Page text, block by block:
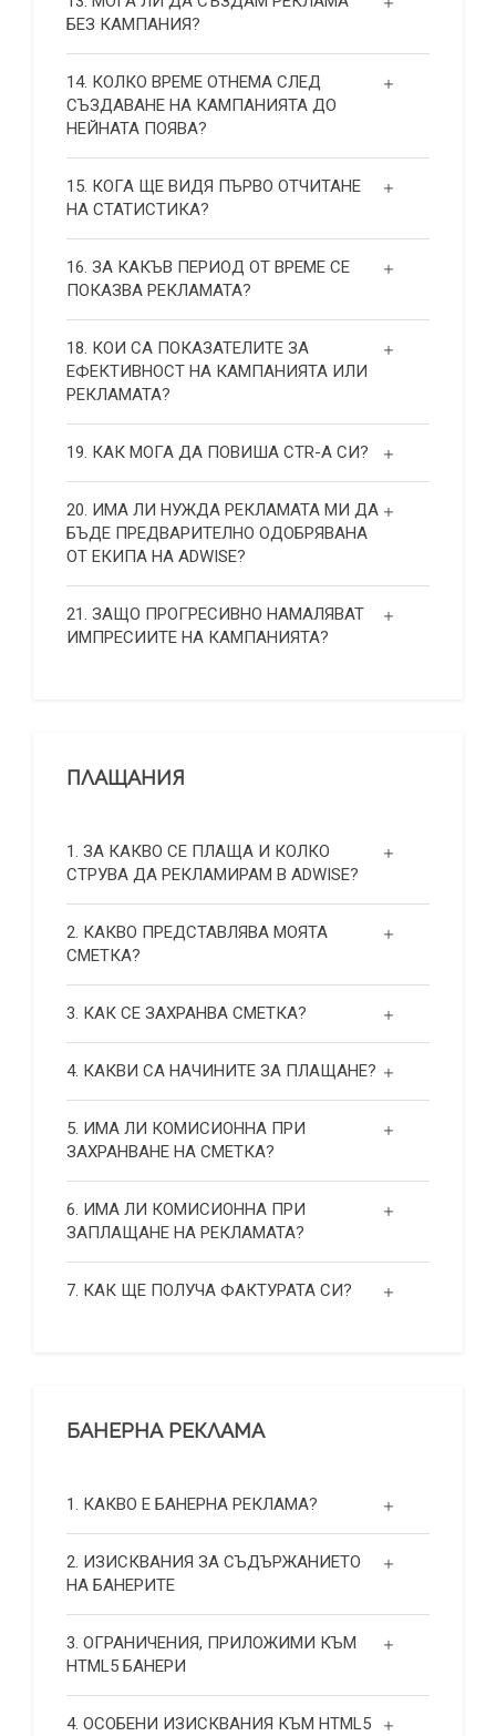
БЕЗ КАМПАНИЯ?
14. КОЛКО ВРЕМЕ ОТНЕМА СЛЕД
СЪЗДАВАНЕ НА КАМПАНИЯТА ДО
НЕЙНАТА ПОЯВА?
15. КОГА ЩЕ ВИДЯ ПЪРВО ОТЧИТАНЕ
НА СТАТИСТИКА?
16. ЗА КАКЪВ ПЕРИОД ОТ ВРЕМЕ СЕ
ПОКАЗВА РЕКЛАМАТА?
18. КОИ СА ПОКАЗАТЕЛИТЕ ЗА
ЕФЕКТИВНОСТ НА КАМПАНИЯТА ИЛИ
РЕКЛАМАТА?
19. КАК МОГА ДА ПОВИША СТR-А СИ?
20. ИМА ЛИ НУЖДА РЕКЛАМАТА МИ ДА
БЪДЕ ПРЕДВАРИТЕЛНО ОДОБРЯВАНА
ОТ ЕКИПА НА ADWISE?
21. ЗАЩО ПРОГРЕСИВНО НАМАЛЯВАТ
ИМПРЕСИИТЕ НА КАМПАНИЯТА?
ПЛАЩАНИЯ
1. ЗА КАКВО СЕ ПЛАЩА И КОЛКО
СТРУВА ДА РЕКЛАМИРАМ В ADWISE?
2. КАКВО ПРЕДСТАВЛЯВА МОЯТА
СМЕТКА?
3. КАК СЕ ЗАХРАНВА СМЕТКА?
4. КАКВИ СА НАЧИНИТЕ ЗА ПЛАЩАНЕ?
5. ИМА ЛИ КОМИСИОННА ПРИ
ЗАХРАНВАНЕ НА СМЕТКА?
6. ИМА ЛИ КОМИСИОННА ПРИ
ЗАПЛАЩАНЕ НА РЕКЛАМАТА?
7. КАК ЩЕ ПОЛУЧА ФАКТУРАТА СИ?
БАНЕРНА РЕКЛАМА
1. КАКВО Е БАНЕРНА РЕКЛАМА?
2. ИЗИСКВАНИЯ ЗА СЪДЪРЖАНИЕТО
НА БАНЕРИТЕ
3. ОГРАНИЧЕНИЯ, ПРИЛОЖИМИ КЪМ
HTML5 БАНЕРИ
4. ОСОБЕНИ ИЗИСКВАНИЯ КЪМ HTML5